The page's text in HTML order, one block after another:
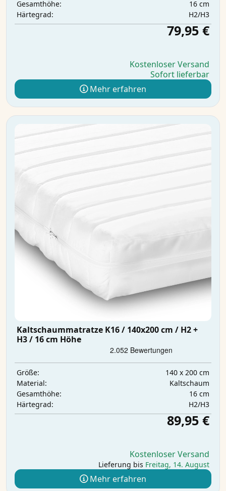
Gesamthöhe:
16 cm
Härtegrad:
H2/H3
79,95 €
Kostenloser Versand
Sofort lieferbar
Mehr erfahren
Kaltschaummatratze K16 / 140x200 cm / H2 +
H3 / 16 cm Höhe
Größe:
140 x 200 cm
Material:
Kaltschaum
Gesamthöhe:
16 cm
Härtegrad:
H2/H3
89,95 €
Kostenloser Versand
Lieferung bis Freitag, 14. August
Mehr erfahren